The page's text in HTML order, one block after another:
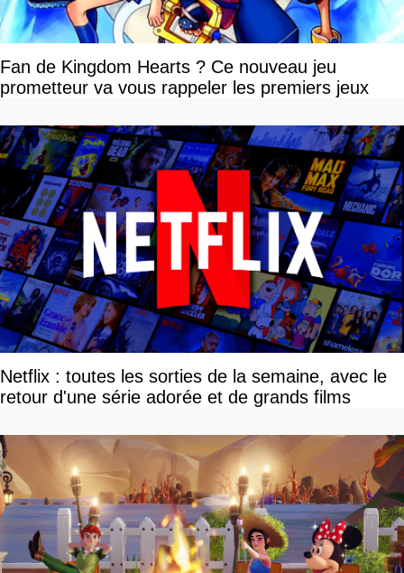
Fan de Kingdom Hearts ? Ce nouveau jeu
prometteur va vous rappeler les premiers jeux
Netflix : toutes les sorties de la semaine, avec le
retour d'une série adorée et de grands films